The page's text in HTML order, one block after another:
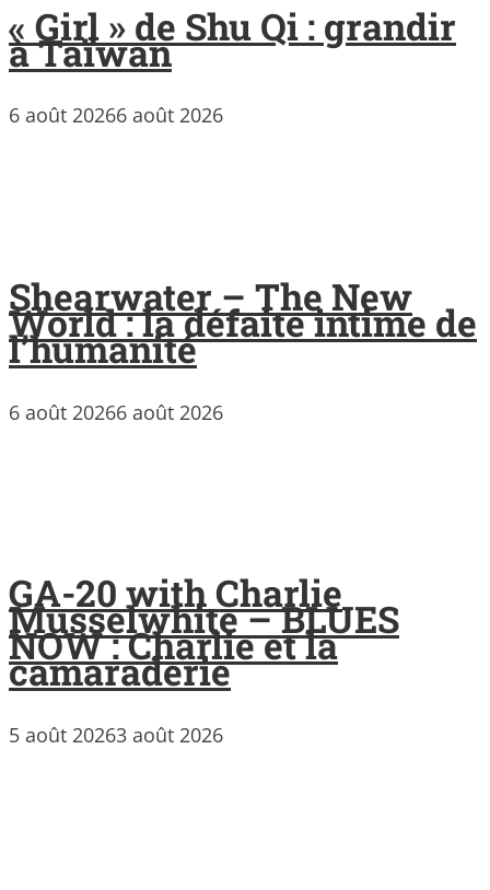
« Girl » de Shu Qi : grandir
à Taïwan
6 août 20266 août 2026
Shearwater – The New
World : la défaite intime de
l’humanité
6 août 20266 août 2026
GA-20 with Charlie
Musselwhite – BLUES
NOW : Charlie et la
camaraderie
5 août 20263 août 2026